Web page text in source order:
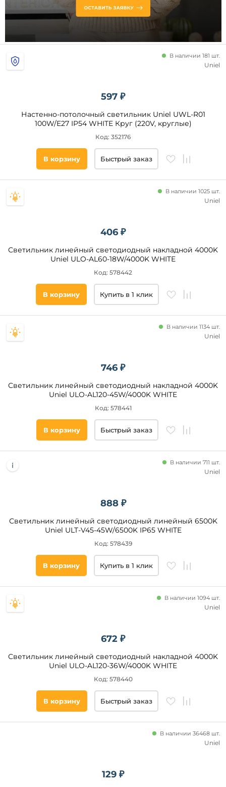
бассейн
кухня
прихожая
спальня
холл
Форма
другая
Площадь
освещения,
Страна
Технические
аккумулятором
2 в 1 подвес
и
выключателя
Сенсорный
Подобрать
597 ₽
Настенно-потолочный светильник Uniel UWL-R01
100W/E27 IP54 WHITE Круг (220V, круглые)
В наличии 181 шт.
Код: 352176
Uniel
В корзину Быстрый заказ
406 ₽
Светильник линейный светодиодный накладной 4000K
Uniel ULO-AL60-18W/4000K WHITE
В наличии 1025 шт.
Код: 578442
Uniel
В корзину Купить в 1 клик
746 ₽
Светильник линейный светодиодный накладной 4000K
Uniel ULO-AL120-45W/4000K WHITE
В наличии 1134 шт.
Код: 578441
Uniel
В корзину Быстрый заказ
888 ₽
Светильник линейный светодиодный линейный 6500K
Uniel ULT-V45-45W/6500K IP65 WHITE
В наличии 711 шт.
Код: 578439
Uniel
В корзину Купить в 1 клик
672 ₽
Светильник линейный светодиодный накладной 4000K
Uniel ULO-AL120-36W/4000K WHITE
В наличии 1094 шт.
Код: 578440
Uniel
В корзину Быстрый заказ
129 ₽
В наличии 36468 шт.
Uniel